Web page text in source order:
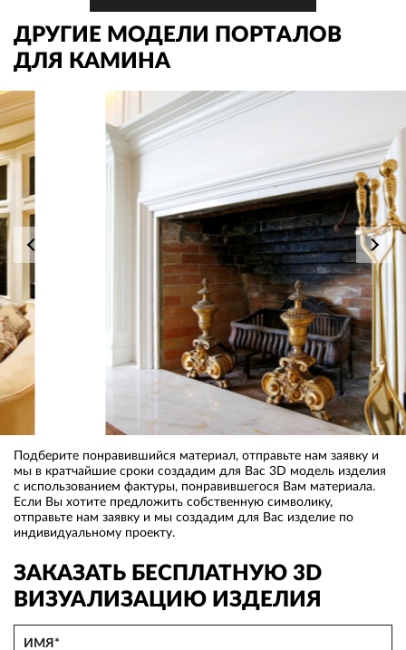
ДРУГИЕ МОДЕЛИ ПОРТАЛОВ
ДЛЯ КАМИНА
Подберите понравившийся материал, отправьте нам заявку и
мы в кратчайшие сроки создадим для Вас 3D модель изделия
с использованием фактуры, понравившегося Вам материала.
Если Вы хотите предложить собственную символику,
отправьте нам заявку и мы создадим для Вас изделие по
индивидуальному проекту.
ЗАКАЗАТЬ БЕСПЛАТНУЮ 3D
ВИЗУАЛИЗАЦИЮ ИЗДЕЛИЯ